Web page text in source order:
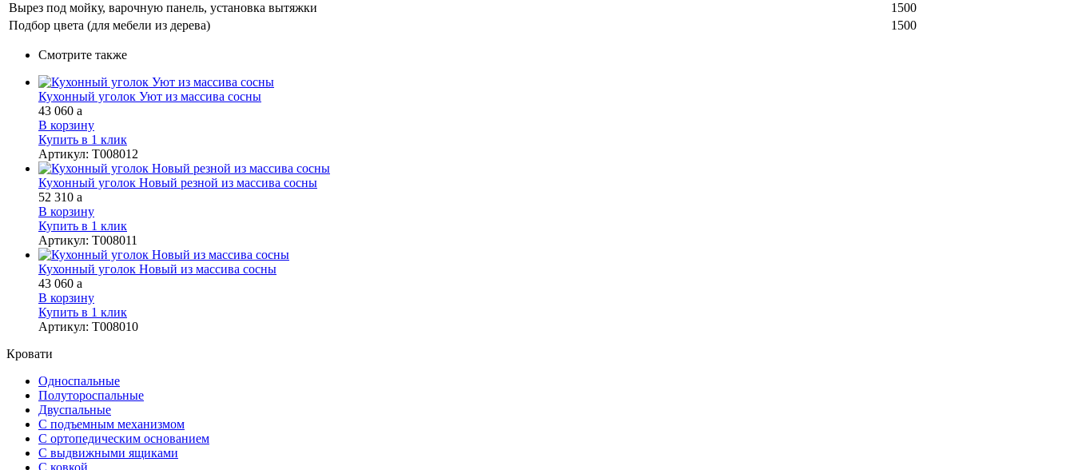
Вырез под мойку, варочную панель, установка вытяжки
1500
Подбор цвета (для мебели из дерева)
1500
Смотрите также
Кухонный уголок Уют из массива сосны
43 060 a
В корзину
Купить в 1 клик
Артикул: Т008012
Кухонный уголок Новый резной из массива сосны
52 310 a
В корзину
Купить в 1 клик
Артикул: Т008011
Кухонный уголок Новый из массива сосны
43 060 a
В корзину
Купить в 1 клик
Артикул: Т008010
Кровати
Односпальные
Полутороспальные
Двуспальные
С подъемным механизмом
С ортопедическим основанием
С выдвижными ящиками
С ковкой